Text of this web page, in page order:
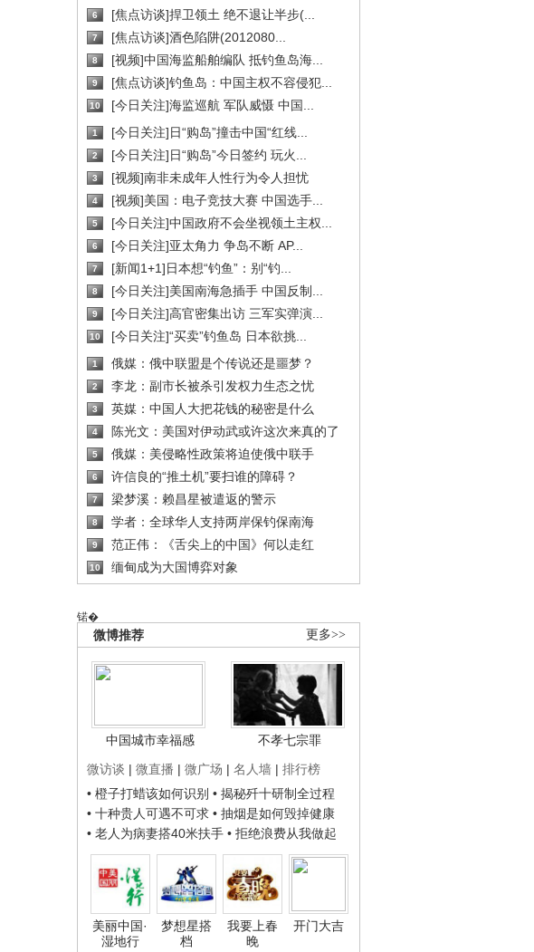
6 [焦点访谈]捍卫领土 绝不退让半步(...
7 [焦点访谈]酒色陷阱(2012080...
8 [视频]中国海监船舶编队 抵钓鱼岛海...
9 [焦点访谈]钓鱼岛：中国主权不容侵犯...
10 [今日关注]海监巡航 军队威慑 中国...
1 [今日关注]日“购岛”撞击中国“红线...
2 [今日关注]日“购岛”今日签约 玩火...
3 [视频]南非未成年人性行为令人担忧
4 [视频]美国：电子竞技大赛 中国选手...
5 [今日关注]中国政府不会坐视领土主权...
6 [今日关注]亚太角力 争岛不断 AP...
7 [新闻1+1]日本想“钓鱼”：别“钓...
8 [今日关注]美国南海急插手 中国反制...
9 [今日关注]高官密集出访 三军实弹演...
10 [今日关注]“买卖”钓鱼岛 日本欲挑...
1 俄媒：俄中联盟是个传说还是噩梦？
2 李龙：副市长被杀引发权力生态之忧
3 英媒：中国人大把花钱的秘密是什么
4 陈光文：美国对伊动武或许这次来真的了
5 俄媒：美侵略性政策将迫使俄中联手
6 许信良的“推土机”要扫谁的障碍？
7 梁梦溪：赖昌星被遣返的警示
8 学者：全球华人支持两岸保钓保南海
9 范正伟：《舌尖上的中国》何以走红
10 缅甸成为大国博弈对象
锘�
更多>>
微博推荐
中国城市幸福感
不孝七宗罪
微访谈 | 微直播 | 微广场 | 名人墙 | 排行榜
• 橙子打蜡该如何识别 • 揭秘歼十研制全过程
• 十种贵人可遇不可求 • 抽烟是如何毁掉健康
• 老人为病妻搭40米扶手 • 拒绝浪费从我做起
美丽中国·
湿地行
梦想星搭
档
我要上春
晚
开门大吉